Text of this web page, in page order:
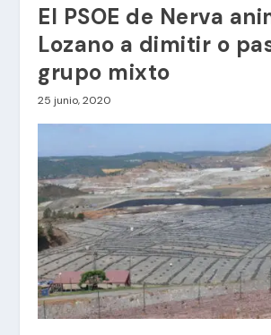
El PSOE de Nerva
Lozano a dimitir o
grupo mixto
25 junio, 2020